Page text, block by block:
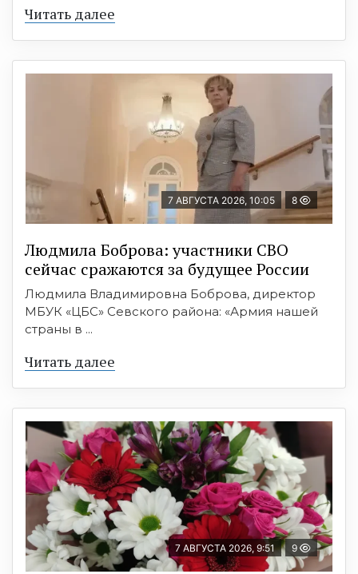
Читать далее
7 АВГУСТА 2026, 10:05 8
Людмила Боброва: участники СВО
сейчас сражаются за будущее России
Людмила Владимировна Боброва, директор
МБУК «ЦБС» Севского района: «Армия нашей
страны в ...
Читать далее
7 АВГУСТА 2026, 9:51 9